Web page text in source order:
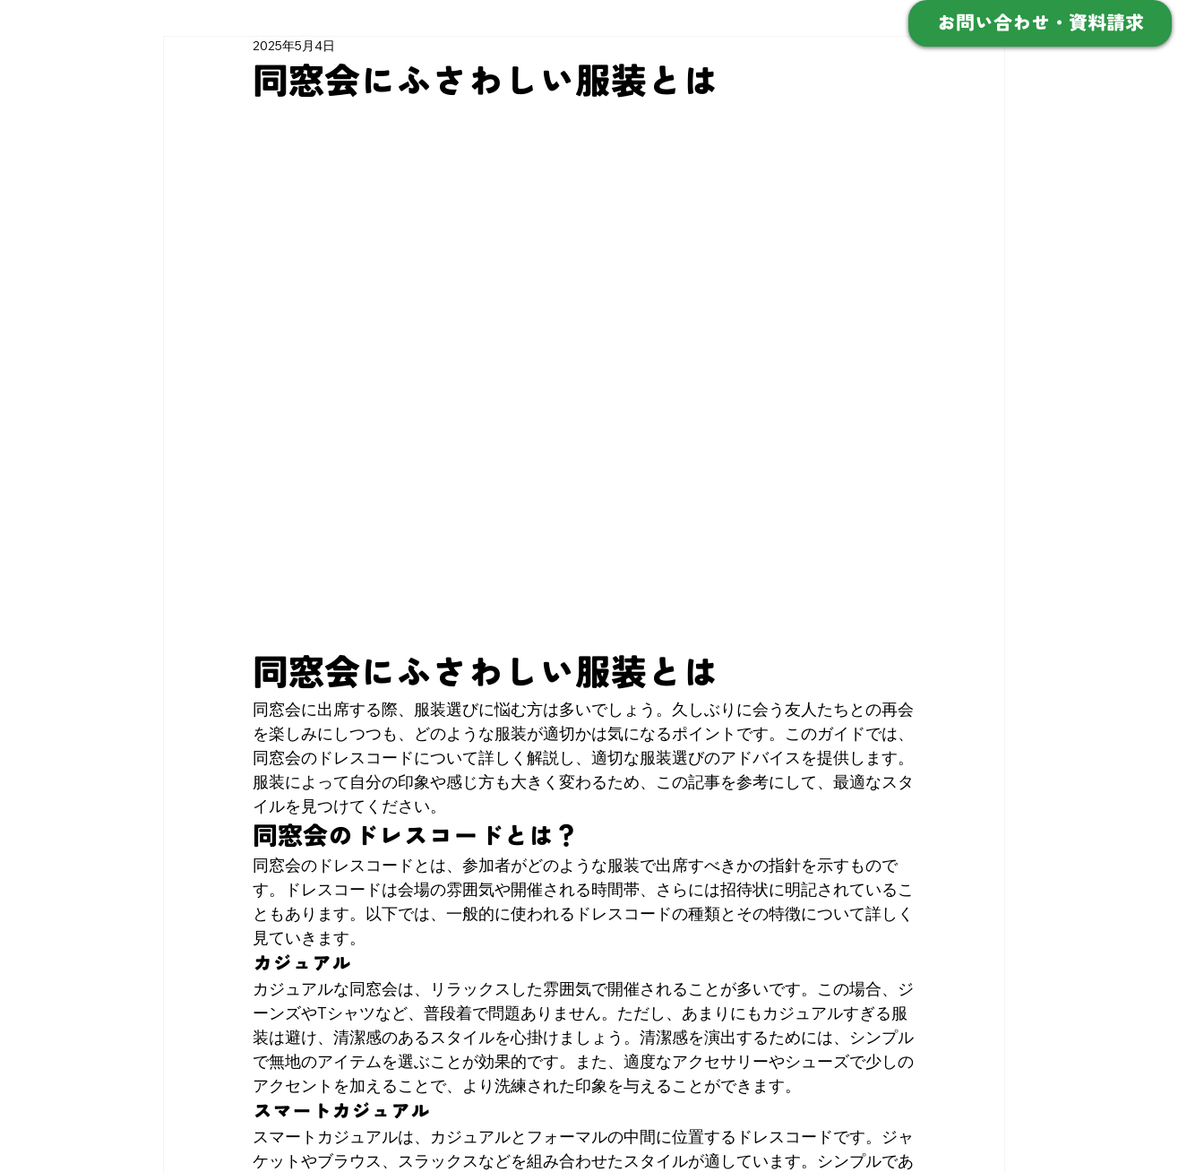
お問い合わせ・資料請求
同窓会にふさわしい服装とは
2025年5月4日
同窓会にふさわしい服装とは
同窓会に出席する際、服装選びに悩む方は多いでしょう。久しぶりに会う友人たちとの再会
を楽しみにしつつも、どのような服装が適切かは気になるポイントです。このガイドでは、
同窓会のドレスコードについて詳しく解説し、適切な服装選びのアドバイスを提供します。
服装によって自分の印象や感じ方も大きく変わるため、この記事を参考にして、最適なスタ
イルを見つけてください。
同窓会のドレスコードとは？
同窓会のドレスコードとは、参加者がどのような服装で出席すべきかの指針を示すもので
す。ドレスコードは会場の雰囲気や開催される時間帯、さらには招待状に明記されているこ
ともあります。以下では、一般的に使われるドレスコードの種類とその特徴について詳しく
見ていきます。
カジュアル
カジュアルな同窓会は、リラックスした雰囲気で開催されることが多いです。この場合、ジ
ーンズやTシャツなど、普段着で問題ありません。ただし、あまりにもカジュアルすぎる服
装は避け、清潔感のあるスタイルを心掛けましょう。清潔感を演出するためには、シンプル
で無地のアイテムを選ぶことが効果的です。また、適度なアクセサリーやシューズで少しの
アクセントを加えることで、より洗練された印象を与えることができます。
スマートカジュアル
スマートカジュアルは、カジュアルとフォーマルの中間に位置するドレスコードです。ジャ
ケットやブラウス、スラックスなどを組み合わせたスタイルが適しています。シンプルであ